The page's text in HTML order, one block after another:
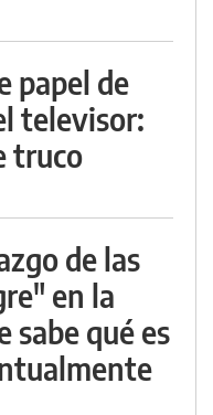
papel de
televisor:
truco
de las
en la
sabe qué es